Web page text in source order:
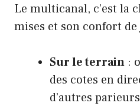
Le multicanal, c’est la
mises et son confort de
Sur le terrain :
des cotes en
d’autres